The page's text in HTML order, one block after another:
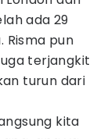
ada 29
pun
terjangkit
turun dari
kita